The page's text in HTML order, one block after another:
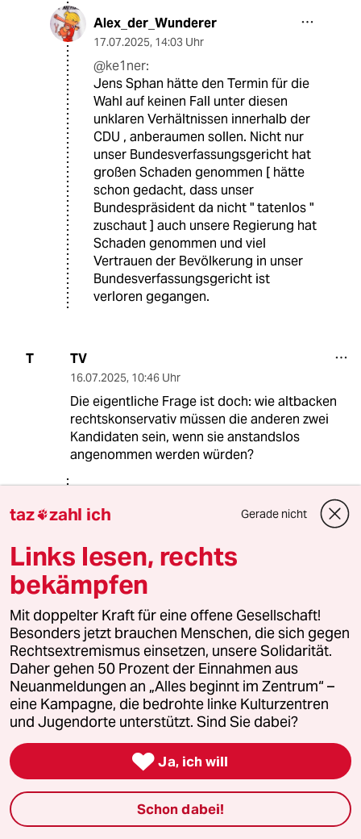
Alex_der_Wunderer
17.07.2025, 14:03 Uhr
@ke1ner:
Jens Sphan hätte den Termin für die
Wahl auf keinen Fall unter diesen
unklaren Verhältnissen innerhalb der
CDU , anberaumen sollen. Nicht nur
unser Bundesverfassungsgericht hat
großen Schaden genommen [ hätte
schon gedacht, dass unser
Bundespräsident da nicht " tatenlos "
zuschaut ] auch unsere Regierung hat
Schaden genommen und viel
Vertrauen der Bevölkerung in unser
Bundesverfassungsgericht ist
verloren gegangen.
T TV
16.07.2025, 10:46 Uhr
Die eigentliche Frage ist doch: wie altbacken
rechtskonservativ müssen die anderen zwei
Kandidaten sein, wenn sie anstandslos
angenommen werden würden?
D dtx
@TV:
Die Kampagne gegen die zweite läuft
doch schon. Und der Dritte ... warten
wirs ab.
Alex_der_Wunderer
16.07.2025,23:16 Uhr
@TV:
Die Frage könnte auch lauten, was für
eine unfähige Fraktion hat Jens
Spahn in der CDU ...
taz zahl ich Gerade nicht
Links lesen, rechts
bekämpfen
Mit doppelter Kraft für eine offene Gesellschaft!
Besonders jetzt brauchen Menschen, die sich gegen
Rechtsextremismus einsetzen, unsere Solidarität.
Daher gehen 50 Prozent der Einnahmen aus
Neuanmeldungen an „Alles beginnt im Zentrum“ –
eine Kampagne, die bedrohte linke Kulturzentren
und Jugendorte unterstützt. Sind Sie dabei?
 Ja, ich will
Schon dabei!